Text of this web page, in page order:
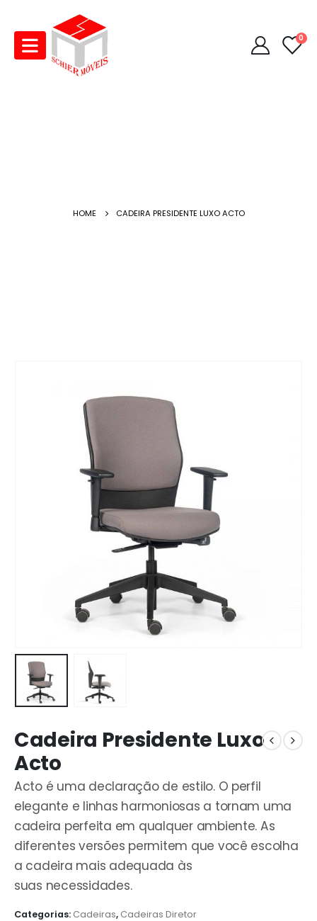
0
HOME CADEIRA PRESIDENTE LUXO ACTO
Cadeira Presidente Luxo
Acto
Acto é uma declaração de estilo. O perfil
elegante e linhas harmoniosas a tornam uma
cadeira perfeita em qualquer ambiente. As
diferentes versões permitem que você escolha
a cadeira mais adequada às
suas necessidades.
Categorias: Cadeiras, Cadeiras Diretor